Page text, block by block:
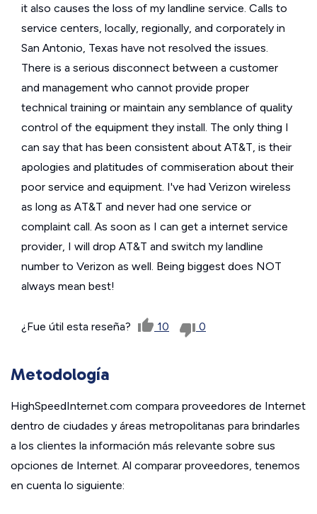
it also causes the loss of my landline service. Calls to
service centers, locally, regionally, and corporately in
San Antonio, Texas have not resolved the issues.
There is a serious disconnect between a customer
and management who cannot provide proper
technical training or maintain any semblance of quality
control of the equipment they install. The only thing I
can say that has been consistent about AT&T, is their
apologies and platitudes of commiseration about their
poor service and equipment. I've had Verizon wireless
as long as AT&T and never had one service or
complaint call. As soon as I can get a internet service
provider, I will drop AT&T and switch my landline
number to Verizon as well. Being biggest does NOT
always mean best!
¿Fue útil esta reseña? 10 0
Metodología
HighSpeedInternet.com compara proveedores de Internet
dentro de ciudades y áreas metropolitanas para brindarles
a los clientes la información más relevante sobre sus
opciones de Internet. Al comparar proveedores, tenemos
en cuenta lo siguiente: